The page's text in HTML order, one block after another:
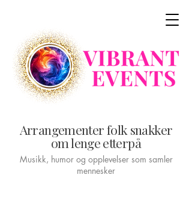
Arrangementer folk snakker
om lenge etterpå
Musikk, humor og opplevelser som samler
mennesker